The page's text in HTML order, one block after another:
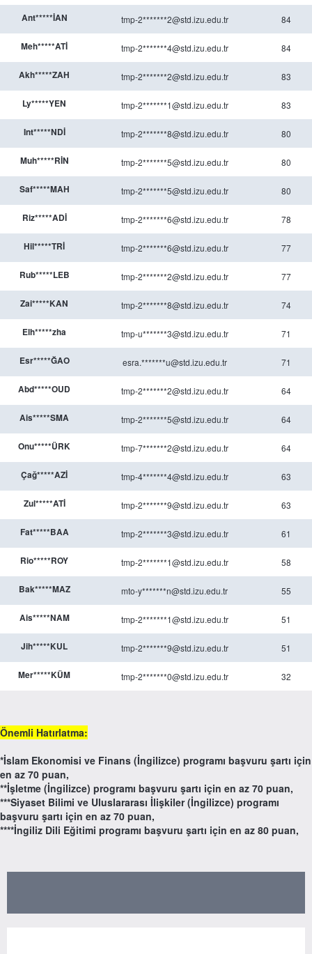
Ant*****İAN tmp-2*******2@std.izu.edu.tr 84
Meh*****ATİ tmp-2*******4@std.izu.edu.tr 84
Akh*****ZAH tmp-2*******2@std.izu.edu.tr 83
Ly*****YEN tmp-2*******1@std.izu.edu.tr 83
Int*****NDİ tmp-2*******8@std.izu.edu.tr 80
Muh*****RİN tmp-2*******5@std.izu.edu.tr 80
Saf*****MAH tmp-2*******5@std.izu.edu.tr 80
Riz*****ADİ tmp-2*******6@std.izu.edu.tr 78
Hil*****TRİ tmp-2*******6@std.izu.edu.tr 77
Rub*****LEB tmp-2*******2@std.izu.edu.tr 77
Zai*****KAN tmp-2*******8@std.izu.edu.tr 74
Elh*****zha tmp-u*******3@std.izu.edu.tr 71
Esr*****ĞAO esra.*******u@std.izu.edu.tr 71
Abd*****OUD tmp-2*******2@std.izu.edu.tr 64
Ais*****SMA tmp-2*******5@std.izu.edu.tr 64
Onu*****ÜRK tmp-7*******2@std.izu.edu.tr 64
Çağ*****AZİ tmp-4*******4@std.izu.edu.tr 63
Zul*****ATİ tmp-2*******9@std.izu.edu.tr 63
Fat*****BAA tmp-2*******3@std.izu.edu.tr 61
Rio*****ROY tmp-2*******1@std.izu.edu.tr 58
Bak*****MAZ mto-y*******n@std.izu.edu.tr 55
Ais*****NAM tmp-2*******1@std.izu.edu.tr 51
Jih*****KUL tmp-2*******9@std.izu.edu.tr 51
Mer*****KÜM tmp-2*******0@std.izu.edu.tr 32
Önemli Hatırlatma:
*İslam Ekonomisi ve Finans (İngilizce) programı başvuru şartı için
en az 70 puan,
**İşletme (İngilizce) programı başvuru şartı için en az 70 puan,
***Siyaset Bilimi ve Uluslararası İlişkiler (İngilizce) programı
başvuru şartı için en az 70 puan,
****İngiliz Dili Eğitimi programı başvuru şartı için en az 80 puan,